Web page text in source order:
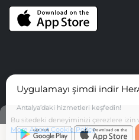
© HerAntalya. 2026. Tüm Hakları
Uygulamayı şimdi indir
Antalya’daki hizmetleri keşfedin!
Bu sitedeki deneyiminizi çerezlere izin
More About Cookie Policy